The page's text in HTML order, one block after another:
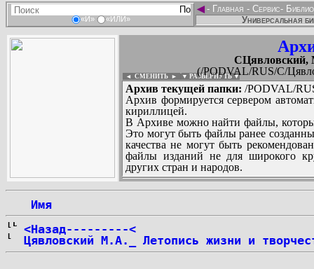
«И» «ИЛИ»
◄- Главная - Сервис-
Универсальная
CЦявловский,
(/PODVAL/RUS/C/
◄ СМЕНИТЬ ► ▼ РАЗВЕРНУТЬ ▼
Архив текущей папки: /PODVAL/
Архив формируется сервером
кириллицей.
В Архиве можно найти файлы,
Это могут быть файлы ранее
качества не могут быть
файлы изданий не для широкого
других стран и народов.
Имя
<Назад---------<
Цявловский М.А._ Летопись жизни и